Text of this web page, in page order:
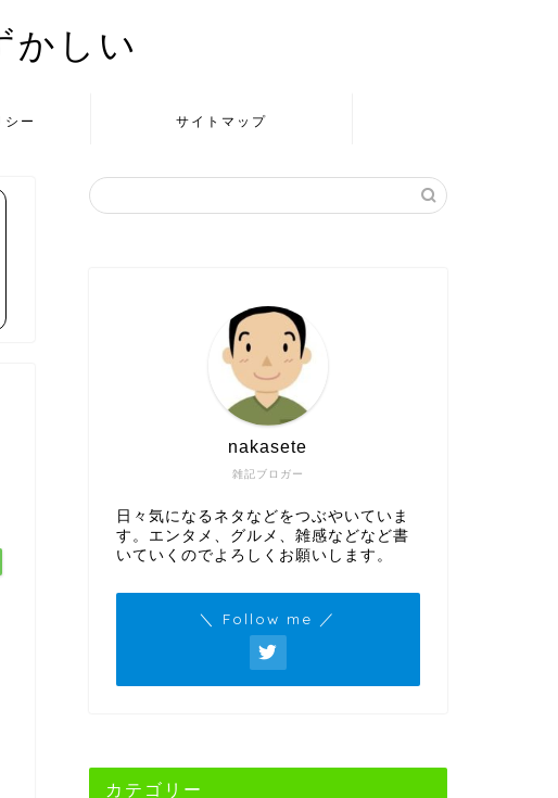
かしい
シー サイトマップ
雑記ブロガー
nakasete
日々気になるネタなどをつぶやいていま
す。エンタメ、グルメ、雑感などなど書
いていくのでよろしくお願いします。
＼ Follow me ／
カテゴリー